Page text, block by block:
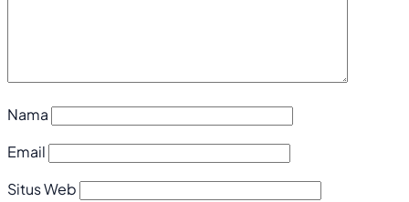
Nama
Email
Situs Web